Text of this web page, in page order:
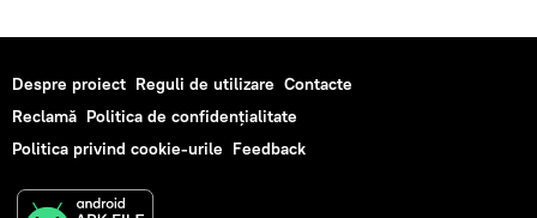
Despre proiect Reguli de utilizare Contacte
Reclamă Politica de confidențialitate
Politica privind cookie-urile Feedback